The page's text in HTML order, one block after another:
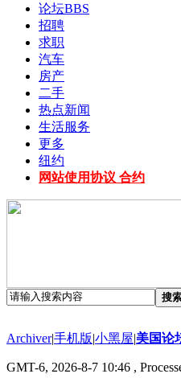
论坛BBS
招聘
求职
汽车
房产
二手
热点新闻
生活服务
更多
纽约
网站使用协议 合约
搜
Archiver|手机版|小黑屋|美国论
GMT-6, 2026-8-7 10:46 ,